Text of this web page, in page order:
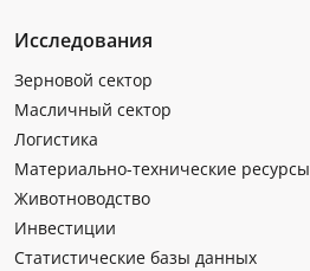
Исследования
Зерновой сектор
Масличный сектор
Логистика
Материально-технические ресурсы
Животноводство
Инвестиции
Статистические базы данных